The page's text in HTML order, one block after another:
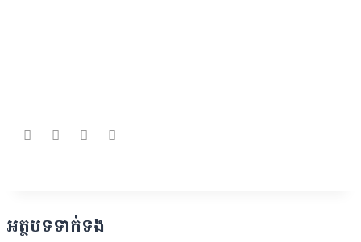
អត្ថបទទាក់ទង